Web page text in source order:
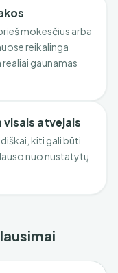
mokesčius arba
reikalinga
gaunamas
visais atvejais
kiti gali būti
nuo nustatytų